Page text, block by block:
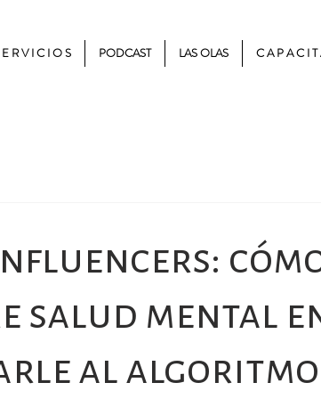
R V I C I O S PODCAST LAS OLAS C A P A C I
salud mental
al algoritmo